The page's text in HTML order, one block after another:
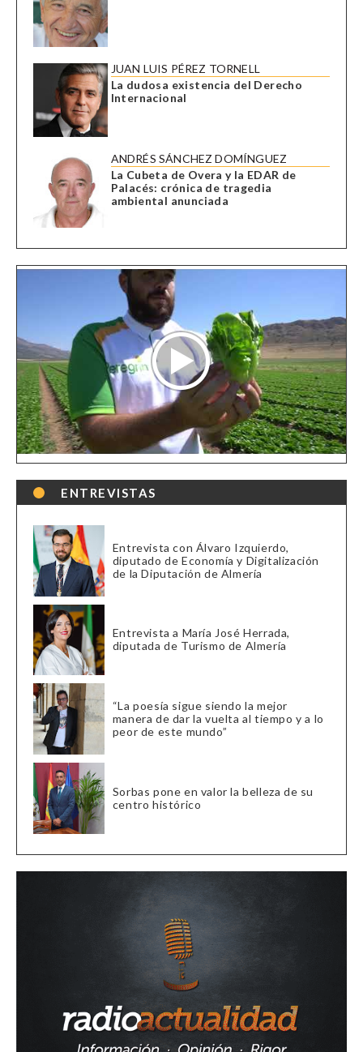
JUAN LUIS PÉREZ TORNELL
La dudosa existencia del Derecho
Internacional
ANDRÉS SÁNCHEZ DOMÍNGUEZ
La Cubeta de Overa y la EDAR de
Palacés: crónica de tragedia
ambiental anunciada
ENTREVISTAS
Entrevista con Álvaro Izquierdo,
diputado de Economía y Digitalización
de la Diputación de Almería
Entrevista a María José Herrada,
diputada de Turismo de Almería
“La poesía sigue siendo la mejor
manera de dar la vuelta al tiempo y a lo
peor de este mundo”
Sorbas pone en valor la belleza de su
centro histórico